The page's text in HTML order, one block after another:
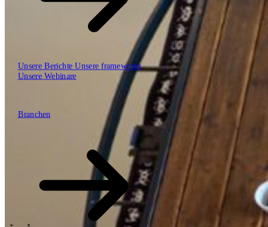
Unsere BerichteUnsere frameworks
Unsere Webinare
Branchen
Plan, Build, Run durch dasselbe Team